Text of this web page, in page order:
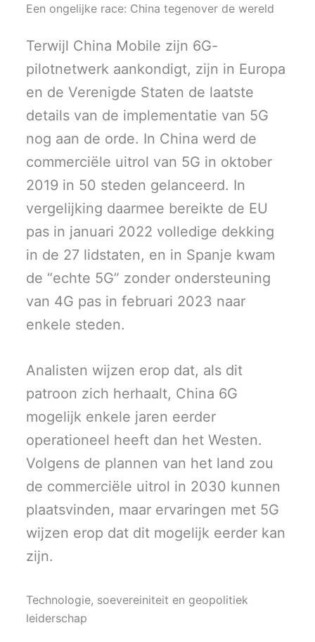
Een ongelijke race: China tegenover de wereld
Terwijl China Mobile zijn 6G-
pilotnetwerk aankondigt, zijn in Europa
en de Verenigde Staten de laatste
details van de implementatie van 5G
nog aan de orde. In China werd de
commerciële uitrol van 5G in oktober
2019 in 50 steden gelanceerd. In
vergelijking daarmee bereikte de EU
pas in januari 2022 volledige dekking
in de 27 lidstaten, en in Spanje kwam
de “echte 5G” zonder ondersteuning
van 4G pas in februari 2023 naar
enkele steden.
Analisten wijzen erop dat, als dit
patroon zich herhaalt, China 6G
mogelijk enkele jaren eerder
operationeel heeft dan het Westen.
Volgens de plannen van het land zou
de commerciële uitrol in 2030 kunnen
plaatsvinden, maar ervaringen met 5G
wijzen erop dat dit mogelijk eerder kan
zijn.
Technologie, soevereiniteit en geopolitiek
leiderschap